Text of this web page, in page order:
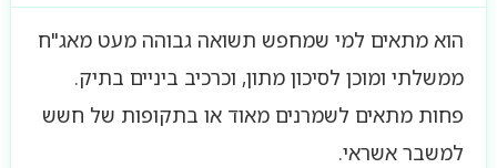
הוא מתאים למי שמחפש תשואה גבוהה מעט מאג"ח
ממשלתי ומוכן לסיכון מתון, וכרכיב ביניים בתיק.
פחות מתאים לשמרנים מאוד או בתקופות של חשש
למשבר אשראי.